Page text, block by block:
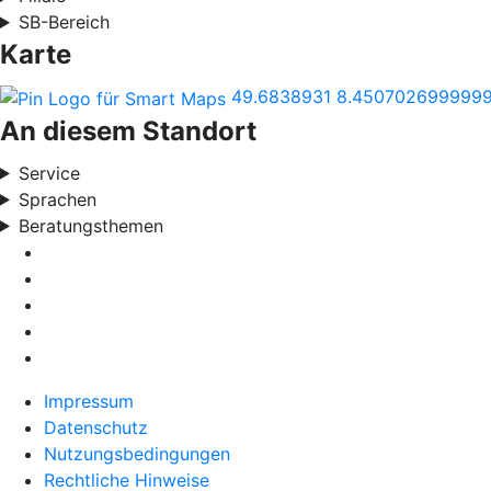
SB-Bereich
Karte
49.6838931
An diesem Standort
Service
Sprachen
Beratungsthemen
Impressum
Datenschutz
Nutzungsbedingungen
Rechtliche Hinweise